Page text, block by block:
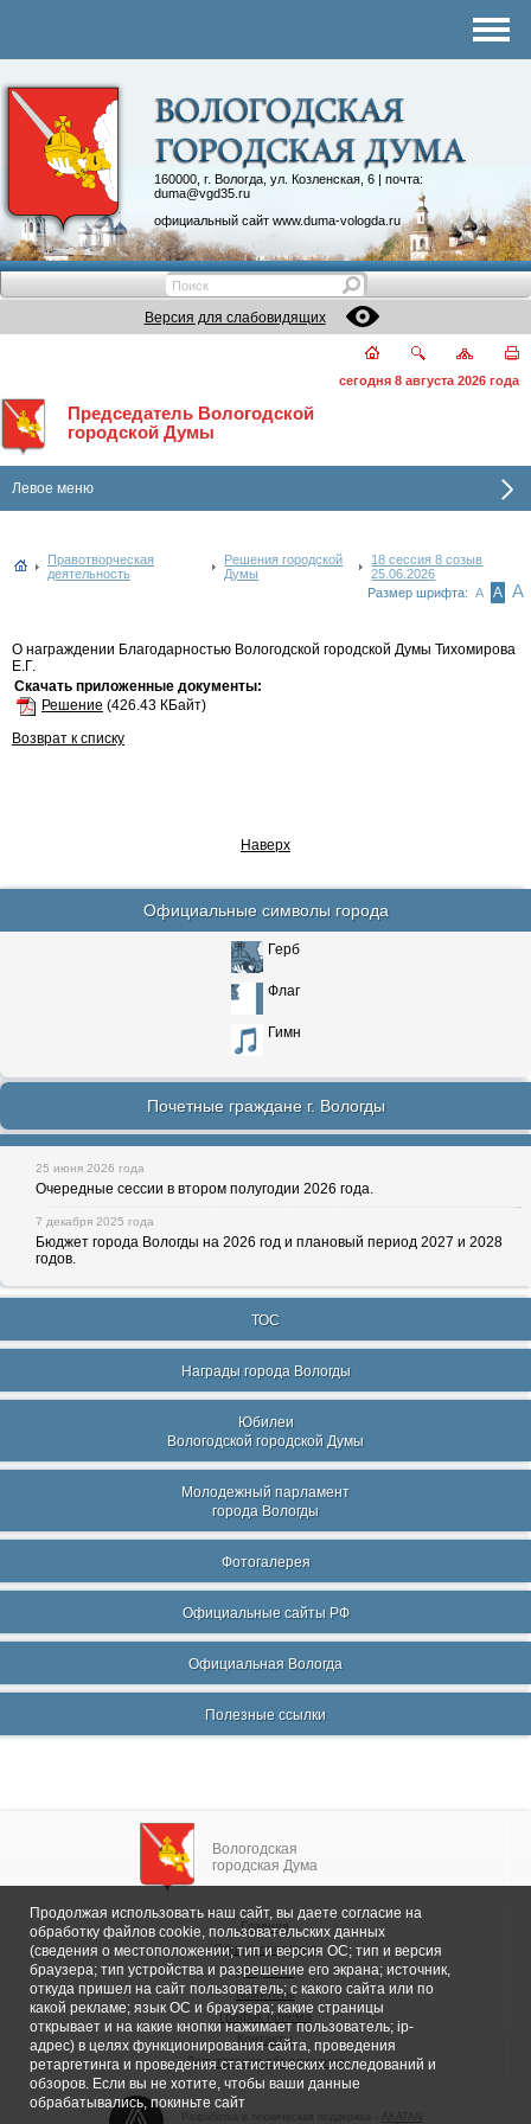
160000, г. Вологда, ул. Козленская, 6 | почта:
duma@vgd35.ru
официальный сайт www.duma-vologda.ru
Контакты
Депутатские объединения
Версия для слабовидящих
сегодня 8 августа 2026 года
Председатель Вологодской
городской Думы
Левое меню
Правотворческая
деятельность
Решения городской
Думы
18 сессия 8 созыв
25.06.2026
Размер шрифта: А А А
О награждении Благодарностью Вологодской городской Думы Тихомирова
Е.Г.
Скачать приложенные документы:
Решение (426.43 КБайт)
Возврат к списку
Наверх
Официальные символы города
Герб
Флаг
Гимн
Почетные граждане г. Вологды
25 июня 2026 года
Очередные сессии в втором полугодии 2026 года.
7 декабря 2025 года
Бюджет города Вологды на 2026 год и плановый период 2027 и 2028
годов.
ТОС
Награды города Вологды
Юбилеи
Вологодской городской Думы
Молодежный парламент
города Вологды
Фотогалерея
Официальные сайты РФ
Официальная Вологда
Полезные ссылки
Вологодская
городская Дума
Главная
Общие сведения
Депутаты
Комитеты
График приема
Контакты
Депутатские объединения
Продолжая использовать наш сайт, вы даете согласие на
обработку файлов cookie, пользовательских данных
(сведения о местоположении; тип и версия ОС; тип и версия
браузера; тип устройства и разрешение его экрана; источник,
откуда пришел на сайт пользователь; с какого сайта или по
какой рекламе; язык ОС и браузера; какие страницы
открывает и на какие кнопки нажимает пользователь; ip-
адрес) в целях функционирования сайта, проведения
ретаргетинга и проведения статистических исследований и
обзоров. Если вы не хотите, чтобы ваши данные
обрабатывались, покиньте сайт